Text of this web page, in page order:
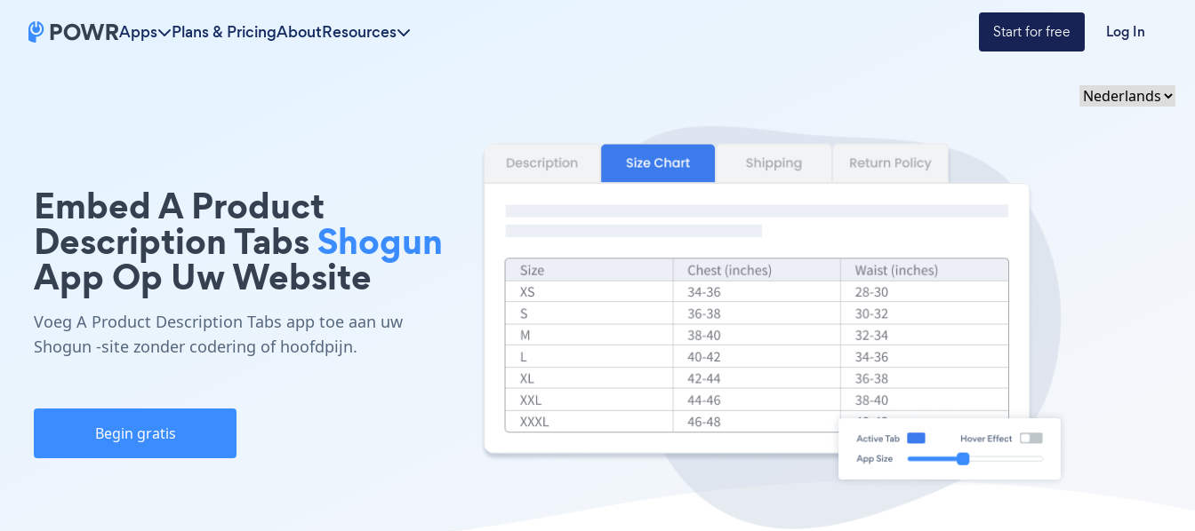
Apps Plans & PricingAboutResources Start for free Log In
Embed A Product
Description TabsShogun
App Op Uw Website
Voeg A Product Description Tabs app toe aan uw
Shogun -site zonder codering of hoofdpijn.
Begin gratis